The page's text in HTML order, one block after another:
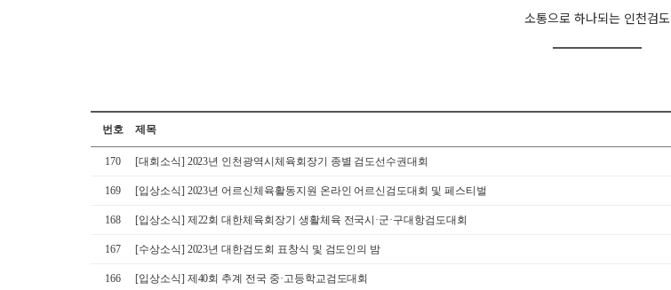
소통으로 하나되는 인천검도
번호 제목
170 [대회소식] 2023년 인천광역시체육회장기 종별 검도선수권대회
169 [입상소식] 2023년 어르신체육활동지원 온라인 어르신검도대회 및 페스티벌
168 [입상소식] 제22회 대한체육회장기 생활체육 전국시·군·구대항검도대회
167 [수상소식] 2023년 대한검도회 표창식 및 검도인의 밤
166 [입상소식] 제40회 추계 전국 중·고등학교검도대회